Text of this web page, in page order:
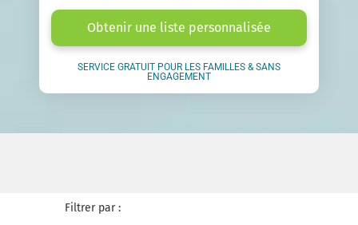
Obtenir une liste personnalisée
SERVICE GRATUIT POUR LES FAMILLES & SANS
ENGAGEMENT
Filtrer par :